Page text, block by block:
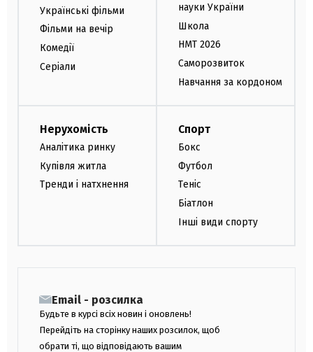
Українські фільми
Фільми на вечір
Комедії
Серіали
науки України
Школа
НМТ 2026
Саморозвиток
Навчання за кордоном
Нерухомість
Аналітика ринку
Купівля житла
Тренди і натхнення
Спорт
Бокс
Футбол
Теніс
Біатлон
Інші види спорту
Email - розсилка
Будьте в курсі всіх новин і оновлень!
Перейдіть на сторінку наших розсилок, щоб
обрати ті, що відповідають вашим